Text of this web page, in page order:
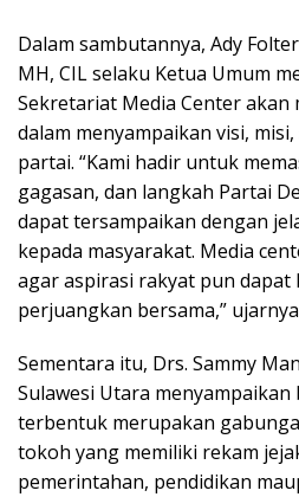
Dalam sambutannya, Ady
MH, CIL selaku Ketua Umum
Sekretariat Media Center akan
dalam menyampaikan visi,
partai. “Kami hadir untuk
gagasan, dan langkah Partai
dapat tersampaikan dengan
kepada masyarakat. Media
agar aspirasi rakyat pun dapat
perjuangkan bersama,”
Sementara itu, Drs. Sammy
Sulawesi Utara
terbentuk merupakan
tokoh yang memiliki rekam
pemerintahan, pendidikan